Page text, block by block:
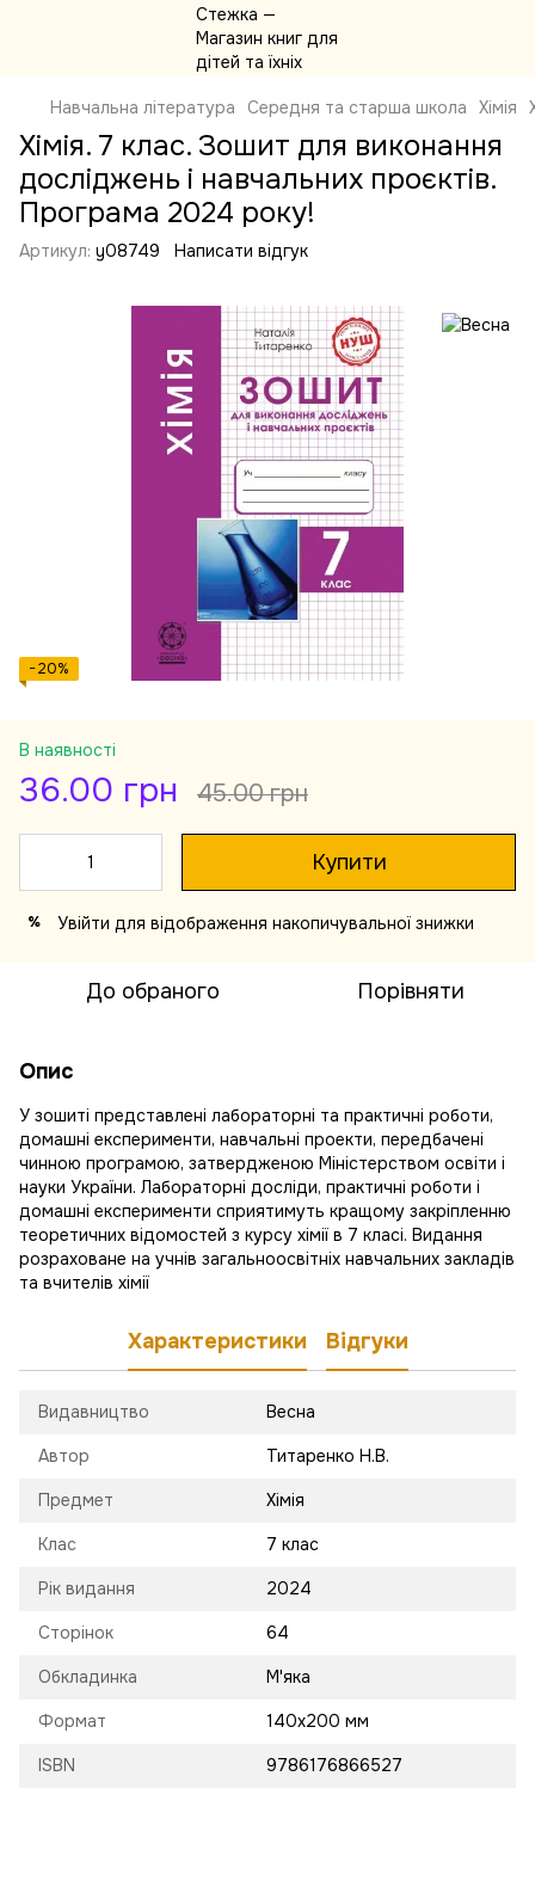
Навчальна література Середня та старша школа Хімія
Хімія. 7 клас. Зошит для виконання
досліджень і навчальних проєктів.
Програма 2024 року!
Артикул: y08749 Написати відгук
−20%
В наявності
36.00 грн 45.00 грн
Купити
% Увійти для відображення накопичувальної знижки
До обраного Порівняти
Опис
У зошиті представлені лабораторні та практичні роботи,
домашні експерименти, навчальні проекти, передбачені
чинною програмою, затвердженою Міністерством освіти і
науки України. Лабораторні досліди, практичні роботи і
домашні експерименти сприятимуть кращому закріпленню
теоретичних відомостей з курсу хімії в 7 класі. Видання
розраховане на учнів загальноосвітніх навчальних закладів
та вчителів хімії
Характеристики Відгуки
Видавництво Весна
Автор Титаренко Н.В.
Предмет Хімія
Клас 7 клас
Рік видання 2024
Сторінок 64
Обкладинка М'яка
Формат 140x200 мм
ISBN 9786176866527